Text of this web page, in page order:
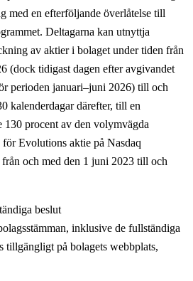
med en efterföljande överlåtelse till
Deltagarna kan utnyttja
av aktier i bolaget under tiden från
(dock tidigast dagen efter avgivandet
perioden januari–juni 2026) till och
kalenderdagar därefter, till en
130 procent av den volymvägda
Evolutions aktie på Nasdaq
och med den 1 juni 2023 till och
beslut
inklusive de fullständiga
tillgängligt på bolagets webbplats,